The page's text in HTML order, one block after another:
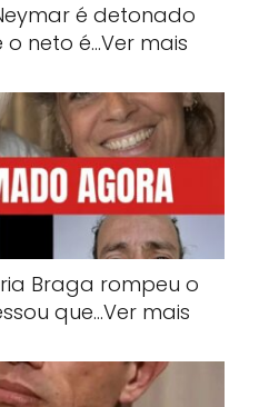
é detonado
neto é…Ver mais
Braga rompeu o
que…Ver mais